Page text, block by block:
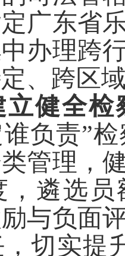
广东省
办理跨
、跨区
立健全
负责”
管理，
，遴选
与负面
切实提